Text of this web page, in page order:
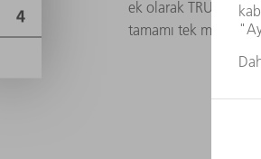
ek olarak TRUMPF
tamamı tek